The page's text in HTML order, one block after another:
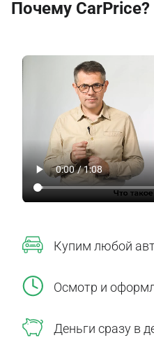
Почему CarPrice?
Купим любой
Осмотр и
Деньги сразу в